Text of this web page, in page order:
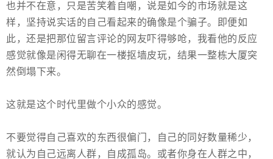
也并不在意，只是苦笑着自嘲，说是如今的市场就是这
样，坚持说实话的自己看起来的确像是个骗子。即便如
此，还是把那位留言评论的网友吓得够呛，我看他的反应
感觉就像是闲得无聊在一楼抠墙皮玩，结果一整栋大厦突
然倒塌下来。
这就是这个时代里做个小众的感觉。
不要觉得自己喜欢的东西很偏门，自己的同好数量稀少，
就认为自己远离人群，自成孤岛。或者你身在人群之中，